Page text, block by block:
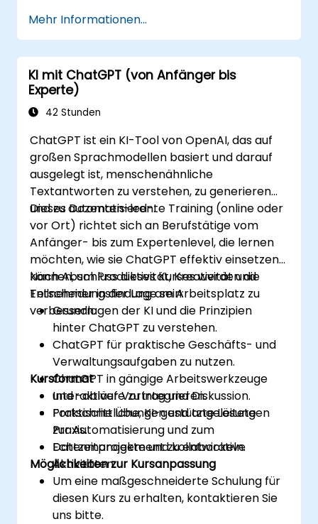
Mehr Informationen...
KI mit ChatGPT (von Anfänger bis
Experte)
42 Stunden
ChatGPT ist ein KI-Tool von OpenAI, das auf
großen Sprachmodellen basiert und darauf
ausgelegt ist, menschenähnliche
Textantworten zu verstehen, zu generieren
und zu automatisieren.
Dieses Dozenten-led-te Training (online oder
vor Ort) richtet sich an Berufstätige vom
Anfänger- bis zum Expertenlevel, die lernen
möchten, wie sie ChatGPT effektiv einsetzen
können, um Produktivität, Kreativität und
Entscheidungsfindung am Arbeitsplatz zu
verbessern.
Nach Abschluss dieses Kurses werden die
Teilnehmer in der Lage sein:
Grundlagen der KI und die Prinzipien
hinter ChatGPT zu verstehen.
ChatGPT für praktische Geschäfts- und
Verwaltungsaufgaben zu nutzen.
ChatGPT in gängige Arbeitswerkzeuge
und -abläufe zu integrieren.
Fortschrittliche, KI-gestützte Lösungen
zur Automatisierung und zum
Datenmanagement zu entwickeln.
Kursformat
Interaktiver Vortrag und Diskussion.
Praktische Übungen und angeleitete
Praxis.
Echtzeitprojekte und kollaborative
Aktivitäten.
Möglichkeiten zur Kursanpassung
Um eine maßgeschneiderte Schulung für
diesen Kurs zu erhalten, kontaktieren Sie
uns bitte.